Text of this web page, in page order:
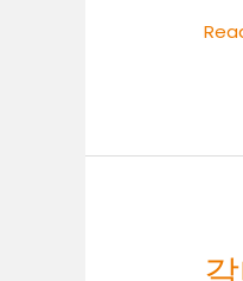
룸
주
바
대
표